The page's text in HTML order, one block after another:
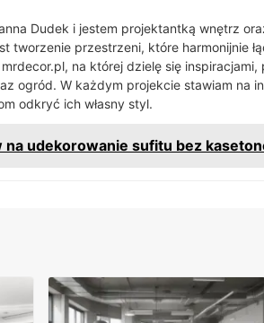
Dudek i jestem projektantką wnętrz
tworzenie przestrzeni, które harmonijnie
na której dzielę się inspiracjami,
ogród. W każdym projekcie stawiam na
odkryć ich własny styl.
na udekorowanie sufitu bez